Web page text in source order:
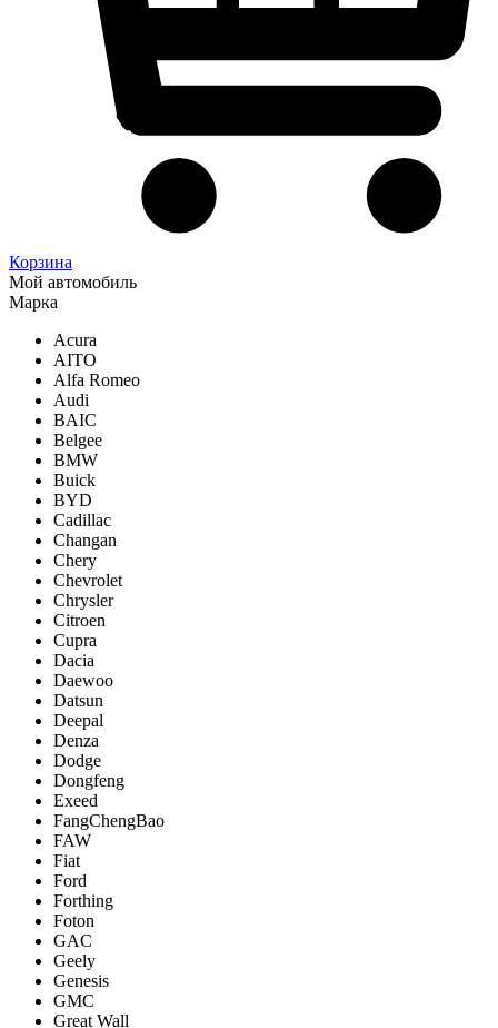
Корзина
Мой автомобиль
Марка
Acura
AITO
Alfa Romeo
Audi
BAIC
Belgee
BMW
Buick
BYD
Cadillac
Changan
Chery
Chevrolet
Chrysler
Citroen
Cupra
Dacia
Daewoo
Datsun
Deepal
Denza
Dodge
Dongfeng
Exeed
FangChengBao
FAW
Fiat
Ford
Forthing
Foton
GAC
Geely
Genesis
GMC
Great Wall